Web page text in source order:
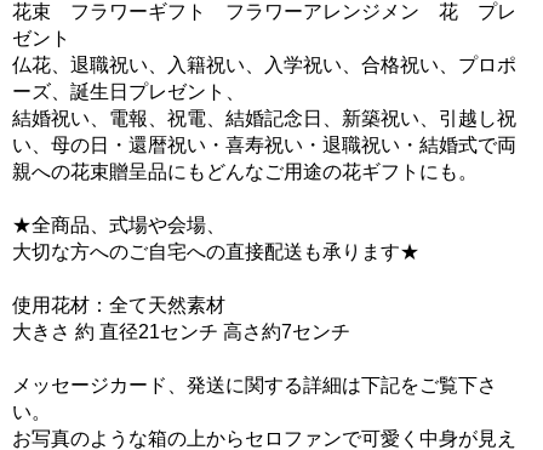
花束 フラワーギフト フラワーアレンジメン 花 プレ
ゼント
仏花、退職祝い、入籍祝い、入学祝い、合格祝い、プロポ
ーズ、誕生日プレゼント、
結婚祝い、電報、祝電、結婚記念日、新築祝い、引越し祝
い、母の日・還暦祝い・喜寿祝い・退職祝い・結婚式で両
親への花束贈呈品にもどんなご用途の花ギフトにも。
★全商品、式場や会場、
大切な方へのご自宅への直接配送も承ります★
使用花材：全て天然素材
大きさ 約 直径21センチ 高さ約7センチ
メッセージカード、発送に関する詳細は下記をご覧下さ
い。
お写真のような箱の上からセロファンで可愛く中身が見え